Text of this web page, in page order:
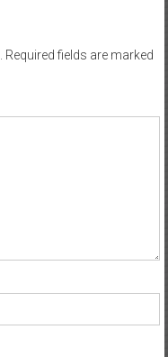
Required fields are marked